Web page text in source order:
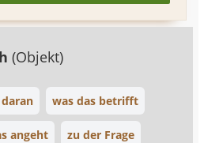
(Objekt)
daran was das betrifft
angeht zu der Frage